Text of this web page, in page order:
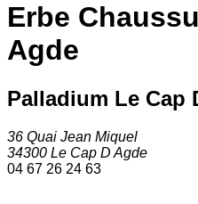
Erbe
Agde
Palladium Le Cap
36 Quai Jean Miquel
34300 Le Cap D Agde
04 67 26 24 63